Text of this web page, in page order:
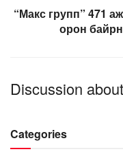
“Макс групп” 471
орон
Discussion
Categories